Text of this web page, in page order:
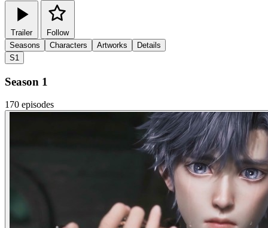
Trailer
Follow
Seasons
Characters Artworks
Details
S1
Season 1
170 episodes